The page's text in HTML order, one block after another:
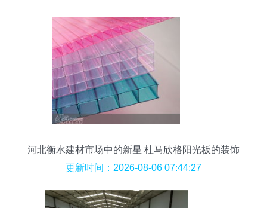
河北衡水建材市场中的新星 杜马欣格阳光板的装饰
与建筑双优解读
更新时间：2026-08-06 07:44:27